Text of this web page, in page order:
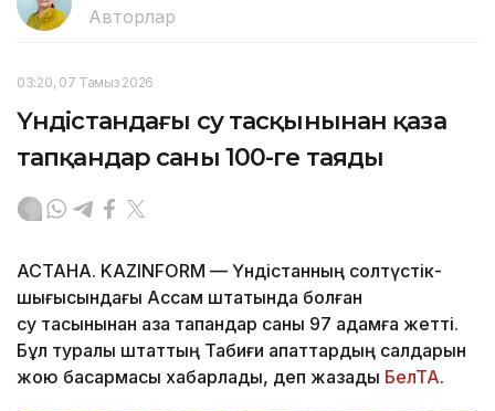
Авторлар
03:20, 07 Тамыз 2026
Үндістандағы су тасқынынан қаза
тапқандар саны 100-ге таяды
АСТАНА. KAZINFORM — Үндістанның солтүстік-
шығысындағы Ассам штатында болған
су тасқынынан қаза тапқандар саны 97 адамға жетті.
Бұл туралы штаттың Табиғи апаттардың салдарын
жою басқармасы хабарлады, деп жазады БелТА.